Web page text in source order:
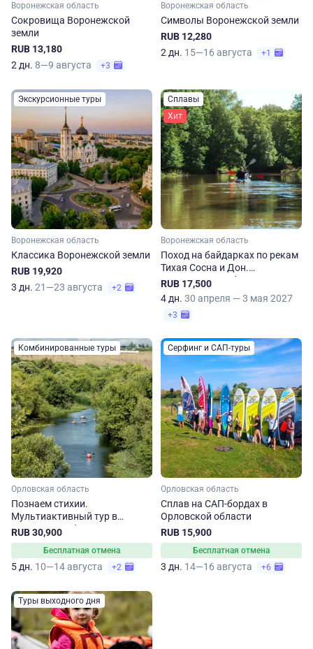
Воронежская область
Сокровища Воронежской
земли
RUB 13,180
2 дн. 8—9 августа +3
Воронежская область
Символы Воронежской земли
RUB 12,280
2 дн. 15—16 августа +1
Экскурсионные туры
Воронежская область
Классика Воронежской земли
RUB 19,920
3 дн. 21—23 августа +2
Сплавы
Хит
Воронежская область
Поход на байдарках по рекам
Тихая Сосна и Дон.
Воронежская область
RUB 17,500
4 дн. 30 апреля — 3 мая 2027
+3
Комбинированные туры
Орловская область
Познаем стихии.
Мультиактивный тур в
Орловскую область
RUB 30,900
Бесплатная отмена
5 дн. 10—14 августа +2
Серфинг и САП-туры
Орловская область
Сплав на САП-бордах в
Орловской области
RUB 15,900
Бесплатная отмена
3 дн. 14—16 августа +6
Туры выходного дня